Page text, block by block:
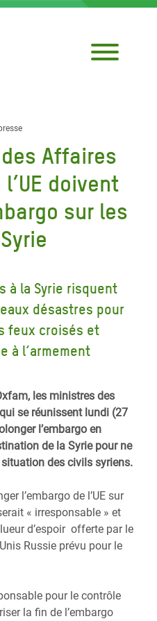
Affaires
doivent
sur les
à la Syrie risquent
désastres pour
feux croisés et
à l’armement
les ministres des
se réunissent lundi (27
l’embargo en
de la Syrie pour ne
des civils syriens.
l’embargo de l’UE sur
« irresponsable » et
d’espoir offerte par le
Russie prévu pour le
pour le contrôle
la fin de l’embargo